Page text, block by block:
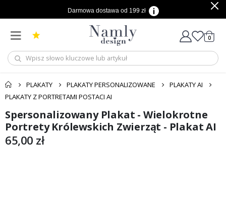
Darmowa dostawa od 199 zł
Cart
0
PLAKATY PLAKATY PERSONALIZOWANE
PLAKATY AI
PLAKATY Z PORTRETAMI POSTACI AI
Przejdź
na
koniec
galerii
Przejdź
na
początek
galerii
Spersonalizowany Plakat - Wielokrotne
Portrety Królewskich Zwierząt - Plakat AI
65,00 zł